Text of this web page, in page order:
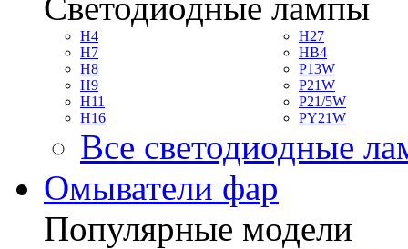
H4
H7
H8
H9
H11
H16
H27
HB4
P13W
P21W
P21/5W
PY21W
Все светодиодные
Омыватели фар
Популярные модели